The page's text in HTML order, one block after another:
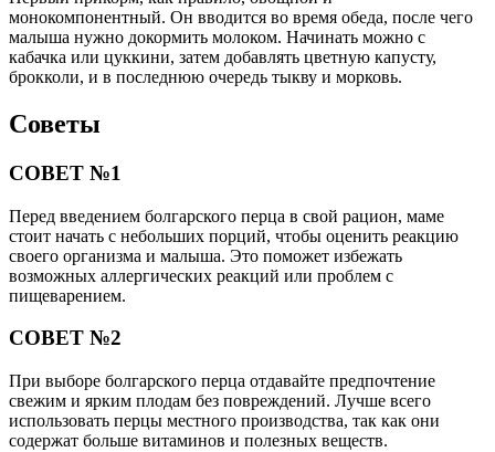
монокомпонентный. Он вводится во время обеда, после чего
малыша нужно докормить молоком. Начинать можно с
кабачка или цуккини, затем добавлять цветную капусту,
брокколи, и в последнюю очередь тыкву и морковь.
Советы
СОВЕТ №1
Перед введением болгарского перца в свой рацион, маме
стоит начать с небольших порций, чтобы оценить реакцию
своего организма и малыша. Это поможет избежать
возможных аллергических реакций или проблем с
пищеварением.
СОВЕТ №2
При выборе болгарского перца отдавайте предпочтение
свежим и ярким плодам без повреждений. Лучше всего
использовать перцы местного производства, так как они
содержат больше витаминов и полезных веществ.